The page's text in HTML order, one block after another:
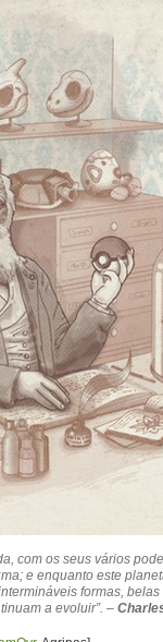
com os seus vários
e enquanto este
formas,
a evoluir”. –